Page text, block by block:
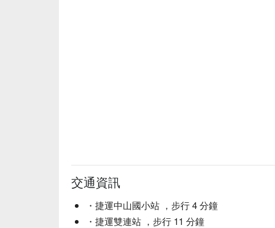
交通資訊
・捷運中山國小站 ，步行 4 分鐘
・捷運雙連站 ，步行 11 分鐘